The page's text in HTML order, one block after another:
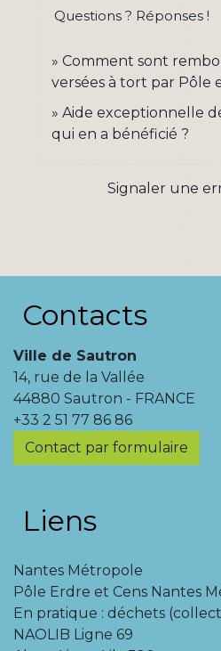
Questions ? Réponses !
Comment sont
versées à tort par Pôle
Aide exceptionnelle
qui en a bénéficié ?
Signaler une
Contacts
Ville de Sautron
14, rue de la Vallée
44880 Sautron - FRANCE
+33 2 51 77 86 86
Contact par formulaire
Liens
Nantes Métropole
Pôle Erdre et Cens Nantes
En pratique : déchets
NAOLIB Ligne 69